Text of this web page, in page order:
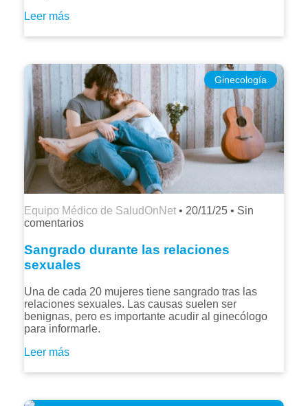
Leer más
Ginecología
Equipo Médico de SaludOnNet • 20/11/25 • Sin
comentarios
Sangrado durante las relaciones
sexuales
Una de cada 20 mujeres tiene sangrado tras las
relaciones sexuales. Las causas suelen ser
benignas, pero es importante acudir al ginecólogo
para informarle.
Leer más